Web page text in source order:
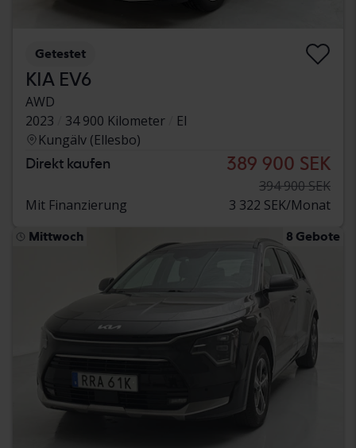
Getestet
KIA EV6
AWD
2023
34 900 Kilometer
El
Kungälv (Ellesbo)
Direkt kaufen 389 900 SEK
394 900 SEK
Mit Finanzierung
3 322 SEK/Monat
Mittwoch 8 Gebote